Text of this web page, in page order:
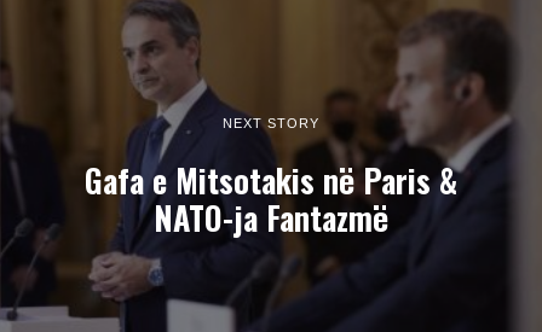
NEXT STORY
Gafa e Mitsotakis në Paris &
NATO-ja Fantazmë